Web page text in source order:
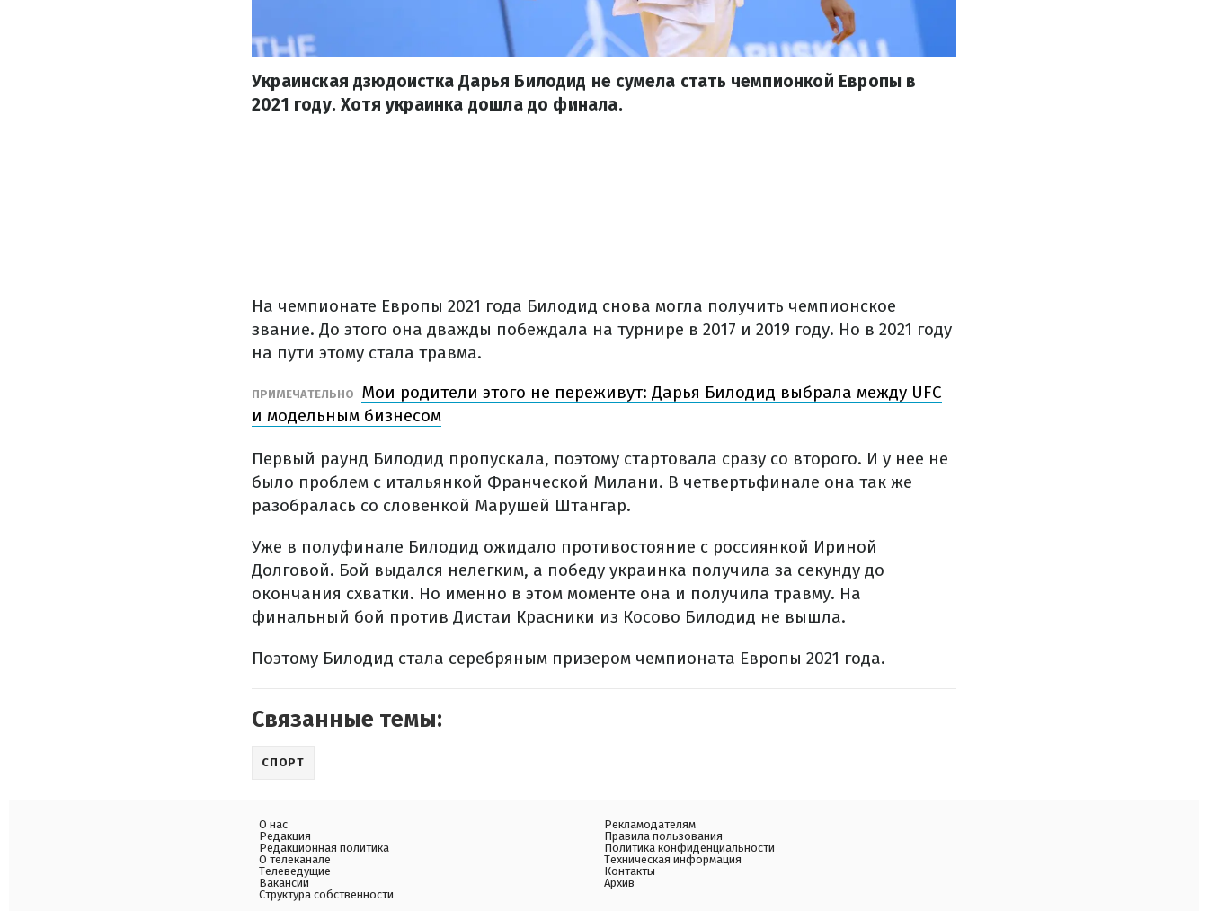
Украинская дзюдоистка Дарья Билодид не сумела стать чемпионкой Европы в
2021 году. Хотя украинка дошла до финала.
На чемпионате Европы 2021 года Билодид снова могла получить чемпионское
звание. До этого она дважды побеждала на турнире в 2017 и 2019 году. Но в 2021 году
на пути этому стала травма.
ПРИМЕЧАТЕЛЬНО
Мои родители этого не переживут: Дарья Билодид выбрала между UFC
и модельным бизнесом
Первый раунд Билодид пропускала, поэтому стартовала сразу со второго. И у нее не
было проблем с итальянкой Франческой Милани. В четвертьфинале она так же
разобралась со словенкой Марушей Штангар.
Уже в полуфинале Билодид ожидало противостояние с россиянкой Ириной
Долговой. Бой выдался нелегким, а победу украинка получила за секунду до
окончания схватки. Но именно в этом моменте она и получила травму. На
финальный бой против Дистаи Красники из Косово Билодид не вышла.
Поэтому Билодид стала серебряным призером чемпионата Европы 2021 года.
Связанные темы:
СПОРТ
О нас
Редакция
Редакционная политика
О телеканале
Телеведущие
Вакансии
Структура собственности
Рекламодателям
Правила пользования
Политика конфиденциальности
Техническая информация
Контакты
Архив